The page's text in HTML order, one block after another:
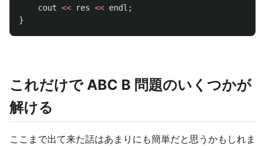
cout << res << endl ;
}
これだけで ABC B 問題のいくつかが
解ける
ここまで出て来た話はあまりにも簡単だと思うかもしれま